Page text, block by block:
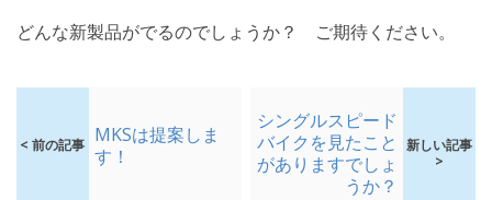
どんな新製品がでるのでしょうか？ ご期待ください。
< 前の記事 MKSは提案しま
す！
シングルスピード
バイクを見たこと
がありますでしょ
うか？
新しい記事
>